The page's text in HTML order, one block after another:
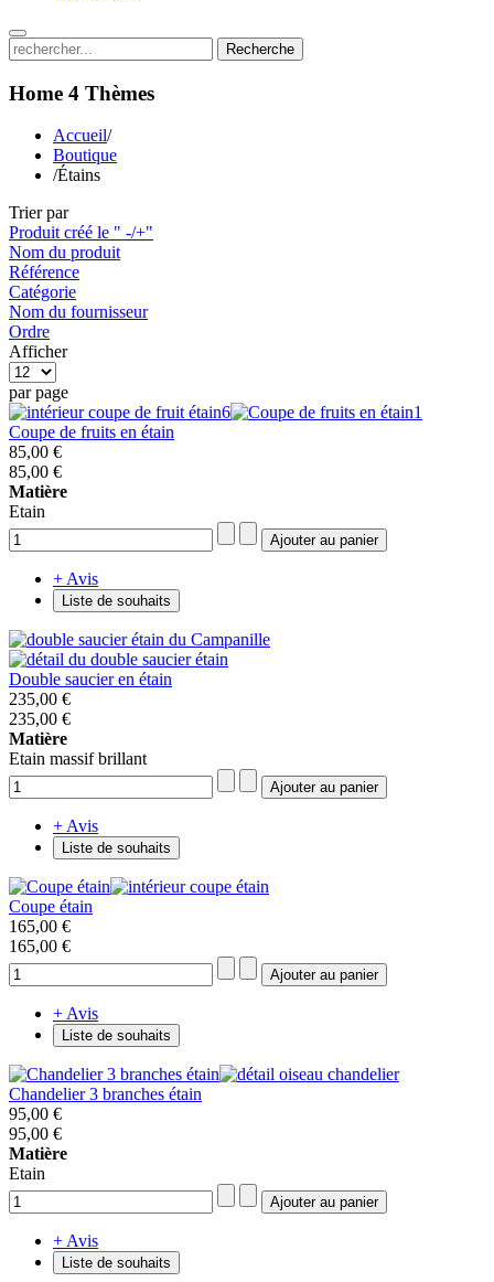
Recherche
Home 4 Thèmes
Accueil/
Boutique
/Étains
Trier par
Produit créé le " -/+"
Nom du produit
Référence
Catégorie
Nom du fournisseur
Ordre
Afficher
par page
Coupe de fruits en étain
85,00 €
85,00 €
Matière
Etain
+ Avis
Liste de souhaits
Double saucier en étain
235,00 €
235,00 €
Matière
Etain massif brillant
+ Avis
Liste de souhaits
Coupe étain
165,00 €
165,00 €
+ Avis
Liste de souhaits
Chandelier 3 branches étain
95,00 €
95,00 €
Matière
Etain
+ Avis
Liste de souhaits